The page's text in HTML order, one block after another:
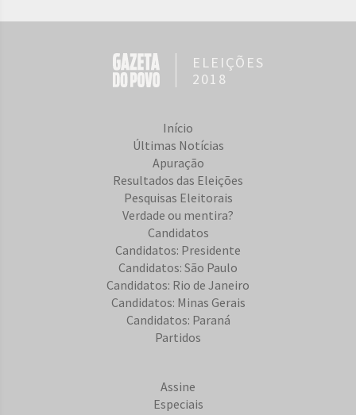
ELEIÇÕES
2018
Início
Últimas Notícias
Apuração
Resultados das Eleições
Pesquisas Eleitorais
Verdade ou mentira?
Candidatos
Candidatos: Presidente
Candidatos: São Paulo
Candidatos: Rio de Janeiro
Candidatos: Minas Gerais
Candidatos: Paraná
Partidos
Assine
Especiais